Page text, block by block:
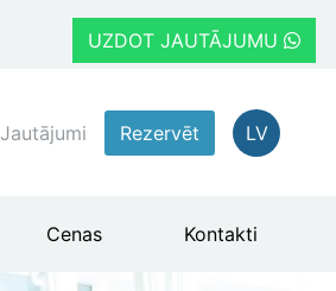
UZDOT JAUTĀJUMU
Jautājumi Rezervēt LV
Cenas Kontakti